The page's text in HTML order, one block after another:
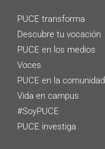
PUCE transforma
Descubre tu vocación
PUCE en los medios
Voces
PUCE en la comunidad
Vida en campus
#SoyPUCE
PUCE investiga